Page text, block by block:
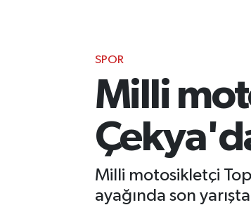
SPOR
Milli
Milli motosikletçi
ayağında son